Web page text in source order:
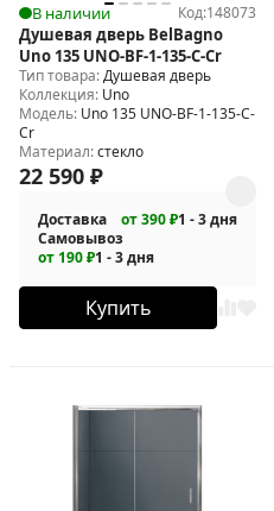
В наличии Код:148073
Душевая дверь BelBagno
Uno 135 UNO-BF-1-135-C-Cr
Тип товара:Душевая дверь
Коллекция: Uno
Модель: Uno 135 UNO-BF-1-135-C-
Cr
Материал:стекло
22 590 ₽
Доставка от 390 ₽1 - 3 дня
Самовывоз
от 190 ₽1 - 3 дня
Купить